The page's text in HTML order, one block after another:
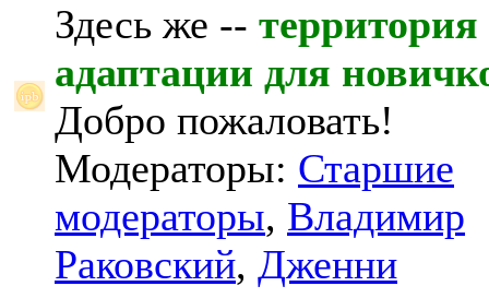
Здесь же -- территория
адаптации для
Добро пожаловать!
Модераторы: Старшие
модераторы, Владимир
Раковский, Дженни